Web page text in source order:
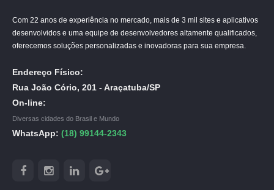
Com 22 anos de experiência no mercado, mais de 3 mil sites e aplicativos
desenvolvidos e uma equipe de desenvolvedores altamente qualificados,
oferecemos soluções personalizadas e inovadoras para sua empresa.
Endereço Físico:
Rua João Cório, 201 - Araçatuba/SP
On-line:
Diversas cidades do Brasil e Mundo
WhatsApp: (18) 99144-2343